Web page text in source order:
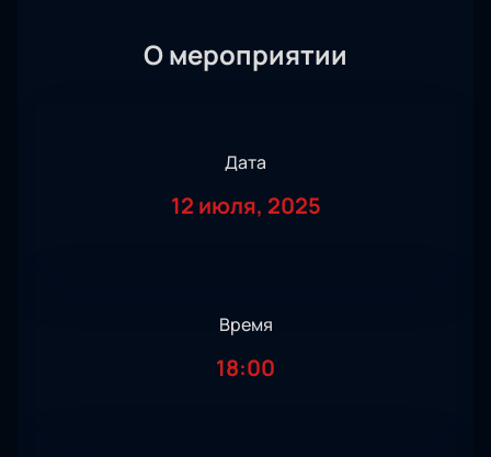
О мероприятии
Дата
12 июля, 2025
Время
18:00